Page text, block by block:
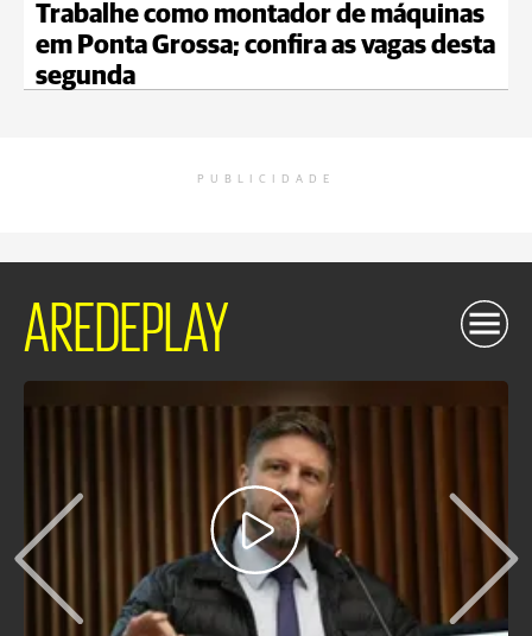
Trabalhe como montador de máquinas
em Ponta Grossa; confira as vagas desta
segunda
PUBLICIDADE
AREDEPLAY